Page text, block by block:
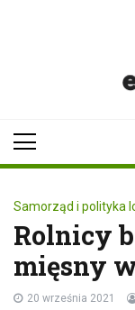
Samorząd i polityka
Rolnicy
mięsny
20 września 2021